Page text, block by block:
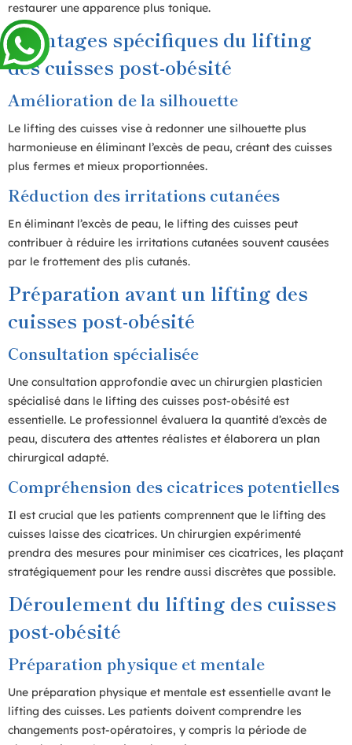
restaurer une apparence plus tonique.
Avantages spécifiques du lifting
des cuisses post-obésité
Amélioration de la silhouette
Le lifting des cuisses vise à redonner une silhouette plus
harmonieuse en éliminant l’excès de peau, créant des cuisses
plus fermes et mieux proportionnées.
Réduction des irritations cutanées
En éliminant l’excès de peau, le lifting des cuisses peut
contribuer à réduire les irritations cutanées souvent causées
par le frottement des plis cutanés.
Préparation avant un lifting des
cuisses post-obésité
Consultation spécialisée
Une consultation approfondie avec un chirurgien plasticien
spécialisé dans le lifting des cuisses post-obésité est
essentielle. Le professionnel évaluera la quantité d’excès de
peau, discutera des attentes réalistes et élaborera un plan
chirurgical adapté.
Compréhension des cicatrices potentielles
Il est crucial que les patients comprennent que le lifting des
cuisses laisse des cicatrices. Un chirurgien expérimenté
prendra des mesures pour minimiser ces cicatrices, les plaçant
stratégiquement pour les rendre aussi discrètes que possible.
Déroulement du lifting des cuisses
post-obésité
Préparation physique et mentale
Une préparation physique et mentale est essentielle avant le
lifting des cuisses. Les patients doivent comprendre les
changements post-opératoires, y compris la période de